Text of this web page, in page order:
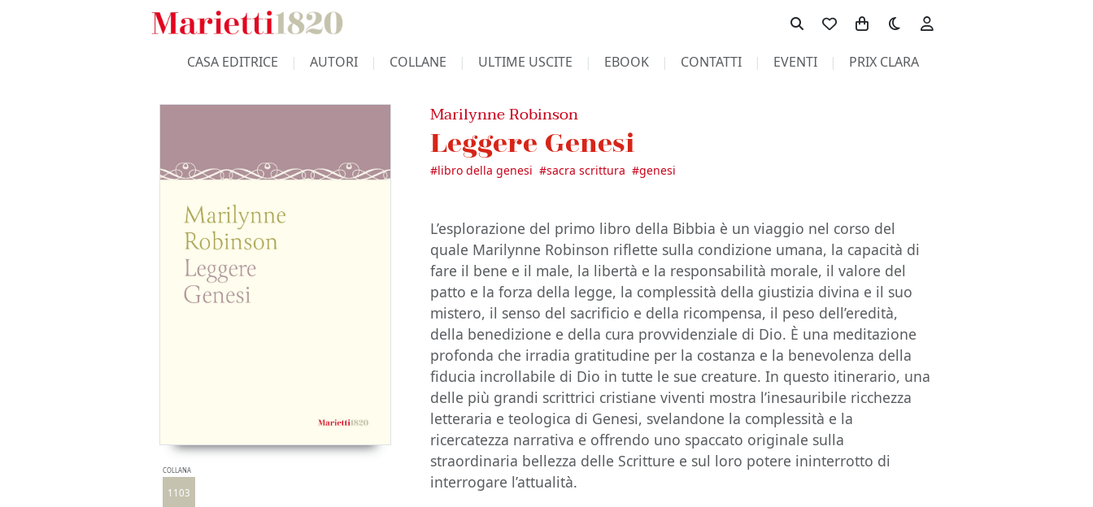
Toggle theme
CASA EDITRICE AUTORI COLLANE ULTIME USCITE EBOOK CONTATTI EVENTI PRIX CLARA
COLLANA
1103
Marilynne Robinson
Leggere Genesi
#libro della genesi #sacra scrittura #genesi
L’esplorazione del primo libro della Bibbia è un viaggio nel corso del
quale Marilynne Robinson riflette sulla condizione umana, la capacità di
fare il bene e il male, la libertà e la responsabilità morale, il valore del
patto e la forza della legge, la complessità della giustizia divina e il suo
mistero, il senso del sacrificio e della ricompensa, il peso dell’eredità,
della benedizione e della cura provvidenziale di Dio. È una meditazione
profonda che irradia gratitudine per la costanza e la benevolenza della
fiducia incrollabile di Dio in tutte le sue creature. In questo itinerario, una
delle più grandi scrittrici cristiane viventi mostra l’inesauribile ricchezza
letteraria e teologica di Genesi, svelandone la complessità e la
ricercatezza narrativa e offrendo uno spaccato originale sulla
straordinaria bellezza delle Scritture e sul loro potere ininterrotto di
interrogare l’attualità.